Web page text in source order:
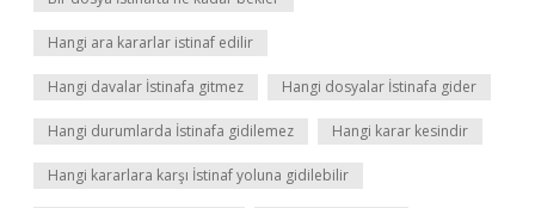
Hangi ara kararlar istinaf edilir
Hangi davalar İstinafa gitmez Hangi dosyalar İstinafa gider
Hangi durumlarda İstinafa gidilemez Hangi karar kesindir
Hangi kararlara karşı İstinaf yoluna gidilebilir